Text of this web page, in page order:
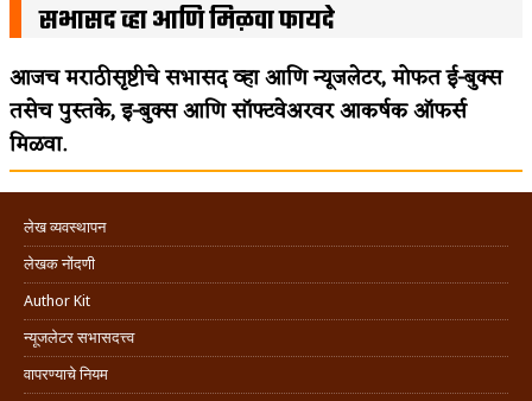
सभासद व्हा आणि मिळवा फायदे
आजच मराठीसृष्टीचे सभासद व्हा आणि न्यूजलेटर, मोफत ई-बुक्स
तसेच पुस्तके, इ-बुक्स आणि सॉफ्टवेअरवर आकर्षक ऑफर्स
मिळवा.
लेख व्यवस्थापन
लेखक नोंदणी
Author Kit
न्यूजलेटर सभासदत्त्व
वापरण्याचे नियम